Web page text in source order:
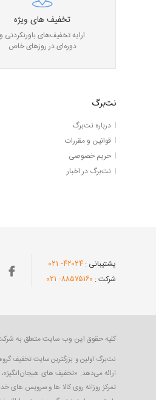
تخفیف های ویژه
ارایه تخفیف‌های باورنکردنی و
دوره‌ای در روز‌های خاص
نت‌برگ
درباره نت‌برگ
قوانین و مقررات
حریم خصوصی
نت‌برگ در اخبار
پشتیبانی : ۴۲۰۲۴- ۰۲۱
شرکت : ۸۸۵۷۵۱۶۰- ۰۲۱
کلیه حقوق این وب سایت متعلق به
ارائه می‌دهد. «تخفیف های
تمرکز روزانه روی کالا ها و سرویس های